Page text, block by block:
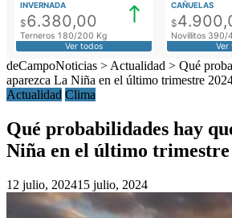
INVERNADA
$6.380,00
Terneros 180/200 Kg
Ver todos
CAÑUELAS
$
Novillitos 390/
Ver
deCampoNoticias > Actualidad > Qué
aparezca La Niña en el último trimestre
Actualidad Clima
Qué probabilidades hay
Niña en el último trimestre
12 julio, 202415 julio, 2024